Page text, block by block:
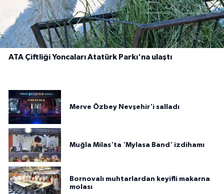
ATA Çiftliği Yoncaları Atatürk Parkı'na ulaştı
Merve Özbey Nevşehir'i salladı
Muğla Milas'ta 'Mylasa Band' izdihamı
Bornovalı muhtarlardan keyifli makarna
molası